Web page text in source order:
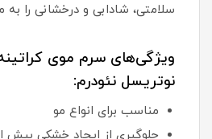
سلامتی، شادابی و درخشانی را به
ویژگی‌های سرم موی
نوتریسل نئودرم:
مناسب برای انواع مو
جلوگیری از ایجاد خشکی بیش